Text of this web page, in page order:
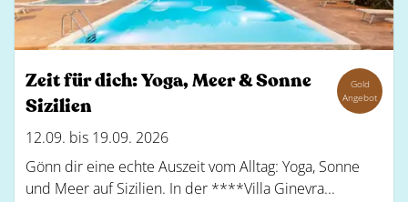
Zeit für dich: Yoga, Meer & Sonne
Sizilien
Gold
Angebot
12.09. bis 19.09. 2026
Gönn dir eine echte Auszeit vom Alltag: Yoga, Sonne
und Meer auf Sizilien. In der ****Villa Ginevra...